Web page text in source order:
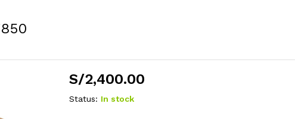
S/2,400.00
Status: In stock